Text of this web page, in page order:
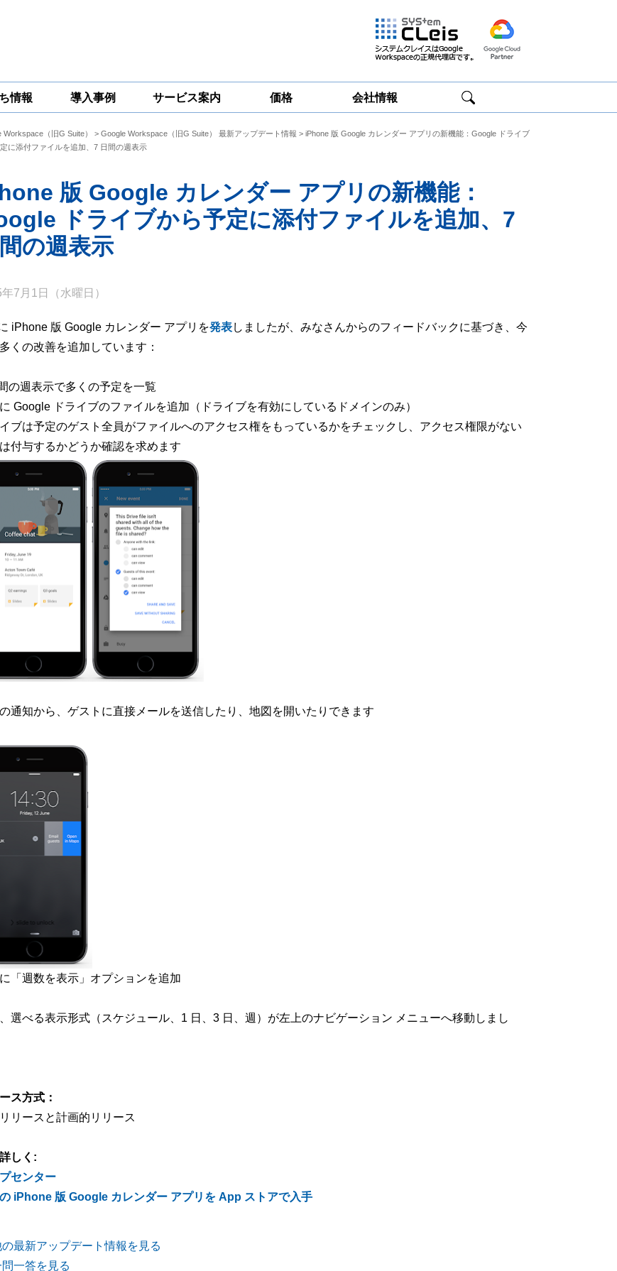
情報
一問一答 コラム
導入事例 サービス案内
Google
Workspace
Google
Workspace開発
Google
Google
Google
価格 会社情報
Workspace（旧G Suite） > Google Workspace（旧G Suite） 最新アップデート情報 > iPhone 版 Google カレンダー アプリの新機能：Google ドライブ
に添付ファイルを追加、7 日間の週表示
版 Google カレンダー アプリの新機能：
ドライブから予定に添付ファイルを追加、7
の週表示
7月1日（水曜日）
iPhone 版 Google カレンダー アプリを発表しましたが、みなさんからのフィードバックに基づき、今
くの改善を追加しています：
の週表示で多くの予定を一覧
Google ドライブのファイルを追加（ドライブを有効にしているドメインのみ）
イブは予定のゲスト全員がファイルへのアクセス権をもっているかをチェックし、アクセス権限がない
付与するかどうか確認を求めます
通知から、ゲストに直接メールを送信したり、地図を開いたりできます
「週数を表示」オプションを追加
選べる表示形式（スケジュール、1 日、3 日、週）が左上のナビゲーション メニューへ移動しまし
ス方式：
リースと計画的リリース
しく:
センター
iPhone 版 Google カレンダー アプリを App ストアで入手
の最新アップデート情報を見る
一答を見る